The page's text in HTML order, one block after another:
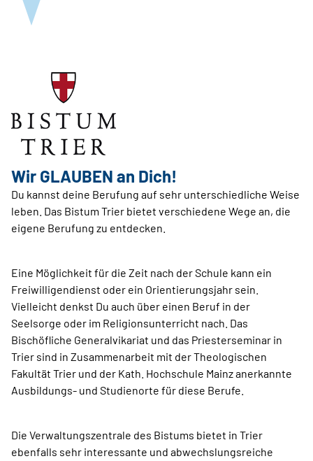
Wir GLAUBEN an Dich!
Du kannst deine Berufung auf sehr unterschiedliche Weise
leben. Das Bistum Trier bietet verschiedene Wege an, die
eigene Berufung zu entdecken.
Eine Möglichkeit für die Zeit nach der Schule kann ein
Freiwilligendienst oder ein Orientierungsjahr sein.
Vielleicht denkst Du auch über einen Beruf in der
Seelsorge oder im Religionsunterricht nach. Das
Bischöfliche Generalvikariat und das Priesterseminar in
Trier sind in Zusammenarbeit mit der Theologischen
Fakultät Trier und der Kath. Hochschule Mainz anerkannte
Ausbildungs- und Studienorte für diese Berufe.
Die Verwaltungszentrale des Bistums bietet in Trier
ebenfalls sehr interessante und abwechslungsreiche